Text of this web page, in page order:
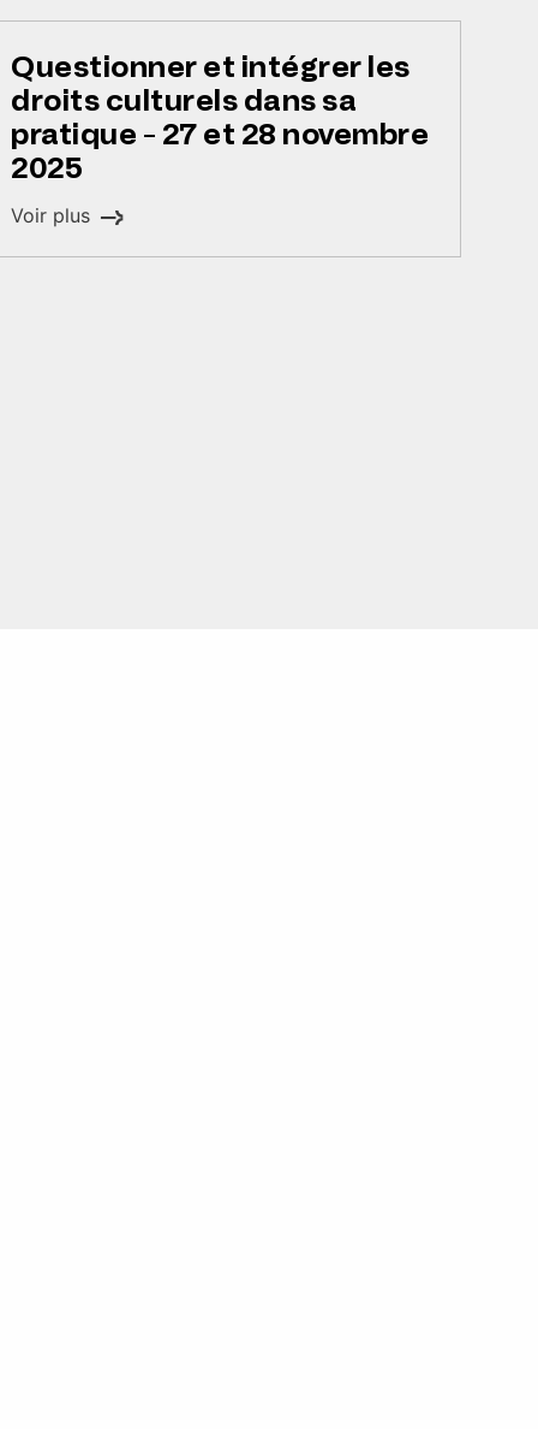
Questionner et intégrer les
droits culturels dans sa
pratique - 27 et 28 novembre
2025
Voir plus